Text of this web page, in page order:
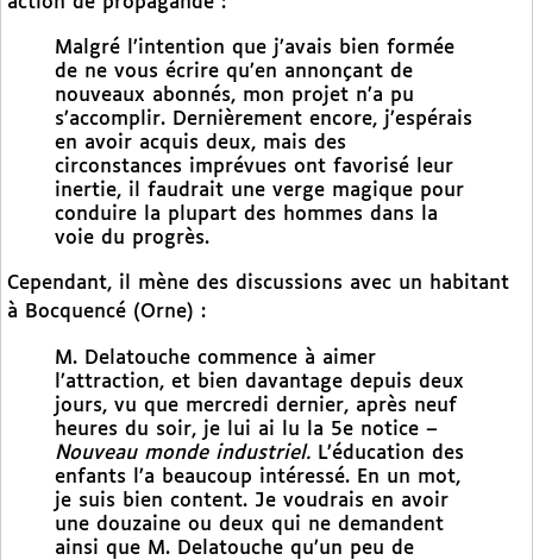
Malgré l’intention que j’avais bien formée
de ne vous écrire qu’en annonçant de
nouveaux abonnés, mon projet n’a pu
s’accomplir. Dernièrement encore, j’espérais
en avoir acquis deux, mais des
circonstances imprévues ont favorisé leur
inertie, il faudrait une verge magique pour
conduire la plupart des hommes dans la
voie du progrès.
Cependant, il mène des discussions avec un habitant
à Bocquencé (Orne) :
M. Delatouche commence à aimer
l’attraction, et bien davantage depuis deux
jours, vu que mercredi dernier, après neuf
heures du soir, je lui ai lu la 5e notice –
Nouveau monde industriel. L’éducation des
enfants l’a beaucoup intéressé. En un mot,
je suis bien content. Je voudrais en avoir
une douzaine ou deux qui ne demandent
ainsi que M. Delatouche qu’un peu de